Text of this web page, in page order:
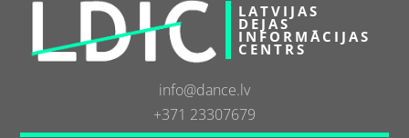
LATVIJAS
DEJAS
INFORMĀCIJAS
CENTRS
info@dance.lv
+371 23307679